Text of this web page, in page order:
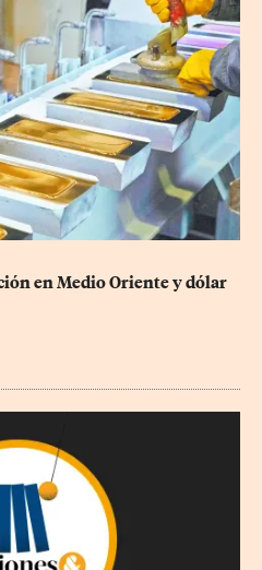
en Medio Oriente y dólar